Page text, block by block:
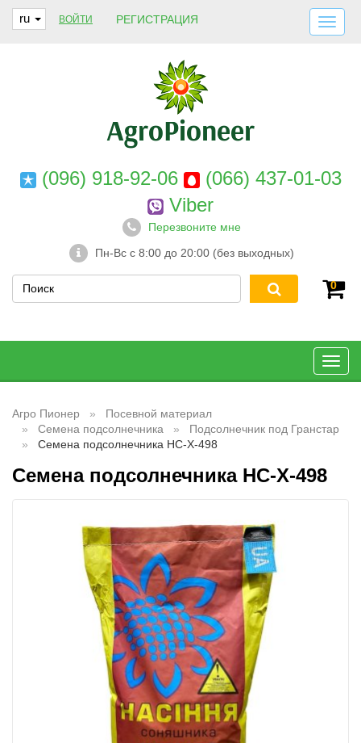
ru ВОЙТИ РЕГИСТРАЦИЯ
ДОСТАВКА И ОПЛАТА
О НАС
ГАРАНТИИ
КОНТАКТЫ
(096) 918-92-06
(066) 437-01-03
Viber
Перезвоните мне
Пн-Вс с 8:00 до 20:00 (без выходных)
0
Агро Пионер
Посевной материал
Семена подсолнечника
Подсолнечник под Гранстар
Семена подсолнечника НС-Х-498
Семена подсолнечника НС-Х-498